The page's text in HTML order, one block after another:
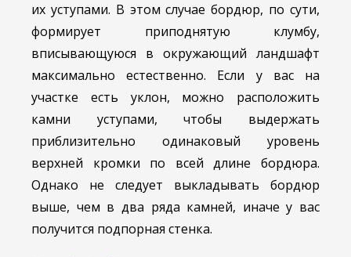
их уступами. В этом случае бордюр, по сути,
формирует приподнятую клумбу,
вписывающуюся в окружающий ландшафт
максимально естественно. Если у вас на
участке есть уклон, можно расположить
камни уступами, чтобы выдержать
приблизительно одинаковый уровень
верхней кромки по всей длине бордюра.
Однако не следует выкладывать бордюр
выше, чем в два ряда камней, иначе у вас
получится подпорная стенка.